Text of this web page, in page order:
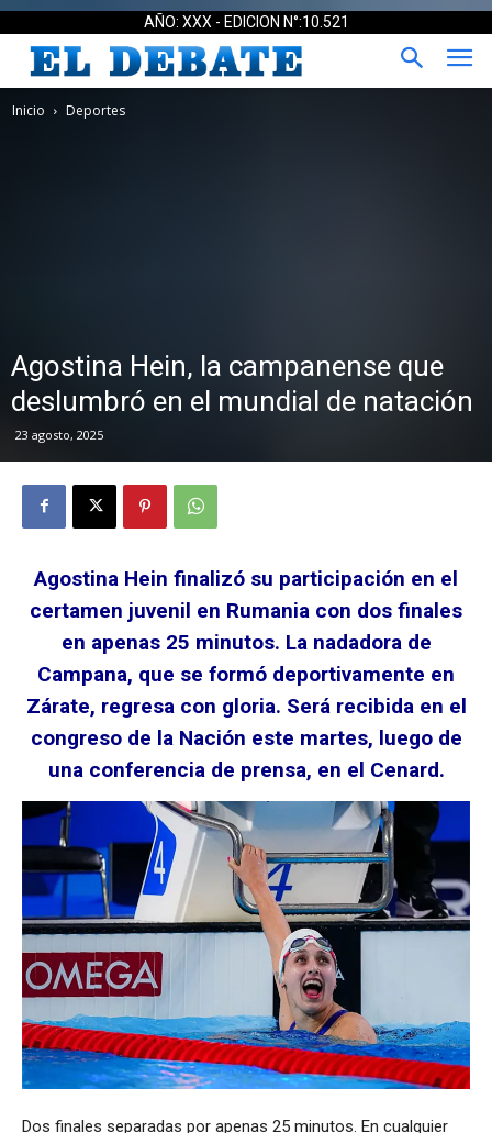
AÑO: XXX - EDICION N°:10.521
Inicio Deportes
Agostina Hein, la campanense que
deslumbró en el mundial de natación
23 agosto, 2025
Agostina Hein finalizó su participación en el
certamen juvenil en Rumania con dos finales
en apenas 25 minutos. La nadadora de
Campana, que se formó deportivamente en
Zárate, regresa con gloria. Será recibida en el
congreso de la Nación este martes, luego de
una conferencia de prensa, en el Cenard.
Dos finales separadas por apenas 25 minutos. En cualquier